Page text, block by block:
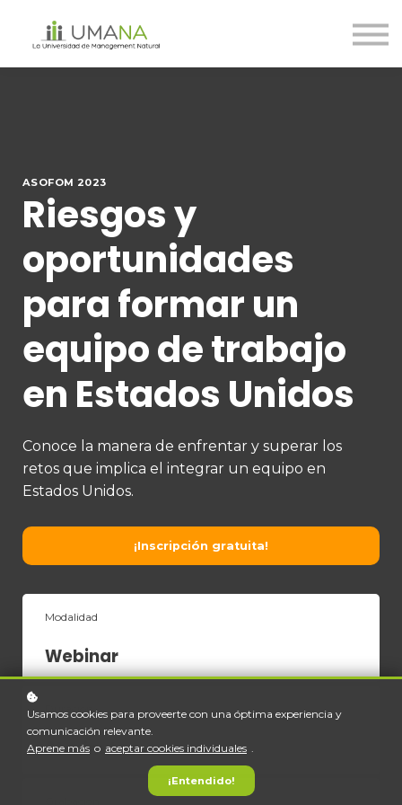
Nosotros
Contáctanos
ASOFOM 2023
Riesgos y
oportunidades
para formar un
equipo de trabajo
en Estados Unidos
Conoce la manera de enfrentar y superar los
retos que implica el integrar un equipo en
Estados Unidos.
¡Inscripción gratuita!
Modalidad
Webinar
Duración
61 minutos
Usamos cookies para proveerte con una óptima experiencia y
comunicación relevante.
Aprene más o aceptar cookies individuales .
¡Entendido!